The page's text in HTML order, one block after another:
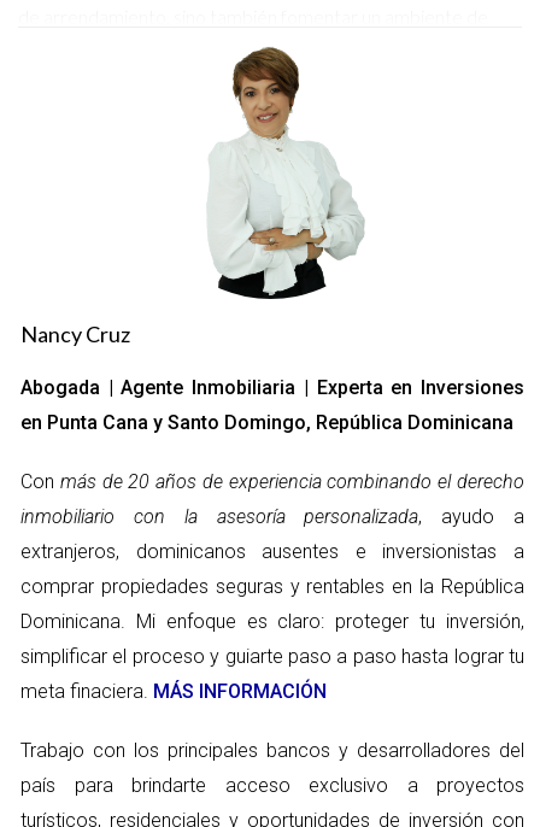
confianza y seguridad jurídica. A medida que nos adentramos
en los detalles de esta ley, es crucial entender cómo afectará
a todos los involucrados en el proceso de alquiler.
Puntos Relevantes de la Ley
Duración del Contrato
Uno de los aspectos más destacados de la nueva ley es la
duración mínima del contrato de alquiler, que se establece en
un año. Esto proporciona estabilidad tanto para el inquilino
que pueden resultar perjudiciales para ambas partes. La ley
también contempla opciones para renovar el contrato al
finalizar este período, lo cual es beneficioso para aquellos
inquilinos que desean permanecer en su hogar por más
tiempo.
Incremento de Renta
Otro punto crucial es la regulación sobre el incremento del
alquiler. La ley establece límites claros sobre cuánto puede
aumentar la renta anualmente, lo cual protege a los inquilinos
de aumentos excesivos e inesperados. Este aspecto es
fundamental para mantener una relación armoniosa entre
Nancy Cruz
Abogada | Agente Inmobiliaria | Experta en Inversiones
en Punta Cana y Santo Domingo, República Dominicana
Con más de 20 años de experiencia combinando el derecho
inmobiliario con la asesoría personalizada, ayudo a
extranjeros, dominicanos ausentes e inversionistas a
comprar propiedades seguras y rentables en la República
Dominicana. Mi enfoque es claro: proteger tu inversión,
simplificar el proceso y guiarte paso a paso hasta lograr tu
meta finaciera. MÁS INFORMACIÓN
Trabajo con los principales bancos y desarrolladores del
país para brindarte acceso exclusivo a proyectos
turísticos, residenciales y oportunidades de inversión con